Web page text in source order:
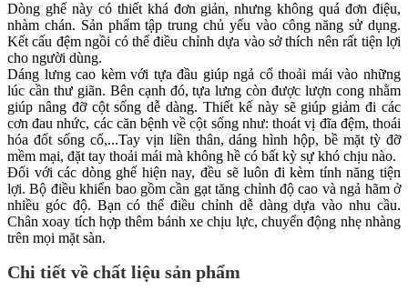
Dòng ghế này có thiết khá đơn giản, nhưng không quá đơn điệu,
nhàm chán. Sản phẩm tập trung chủ yếu vào công năng sử dụng.
Kết cấu đệm ngồi có thể điều chỉnh dựa vào sở thích nên rất tiện lợi
cho người dùng.
Dáng lưng cao kèm với tựa đầu giúp ngả cổ thoải mái vào những
lúc cần thư giãn. Bên cạnh đó, tựa lưng còn được lượn cong nhằm
giúp nâng đỡ cột sống dễ dàng. Thiết kế này sẽ giúp giảm đi các
cơn đau nhức, các căn bệnh về cột sống như: thoát vị đĩa đệm, thoái
hóa đốt sống cổ,...Tay vịn liền thân, dáng hình hộp, bề mặt tỳ đỡ
mềm mại, đặt tay thoải mái mà không hề có bất kỳ sự khó chịu nào.
Đối với các dòng ghế hiện nay, đều sẽ luôn đi kèm tính năng tiện
lợi. Bộ điều khiển bao gồm cần gạt tăng chỉnh độ cao và ngả hãm ở
nhiều góc độ. Bạn có thể điều chỉnh dễ dàng dựa vào nhu cầu.
Chân xoay tích hợp thêm bánh xe chịu lực, chuyển động nhẹ nhàng
trên mọi mặt sàn.
Chi tiết về chất liệu sản phẩm